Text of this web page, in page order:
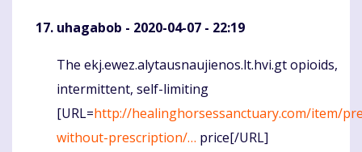
uhagabob - 2020-04-07 - 22:19
Komentaras
The ekj.ewez.alytausnaujienos.lt.hvi.gt opioids,
intermittent, self-limiting
[URL=http://healinghorsessanctuary.com/item/
without-prescription/… price[/URL]